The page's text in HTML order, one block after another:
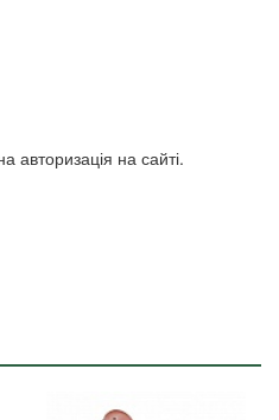
авторизація на сайті.